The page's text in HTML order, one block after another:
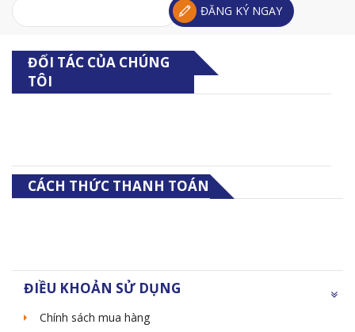
ĐỐI TÁC CỦA CHÚNG
TÔI
CÁCH THỨC THANH TOÁN
ĐIỀU KHOẢN SỬ DỤNG
Chính sách mua hàng